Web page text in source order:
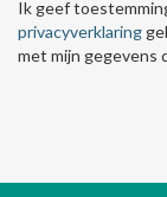
Ik geef
privacyverklaring
met mijn gegevens